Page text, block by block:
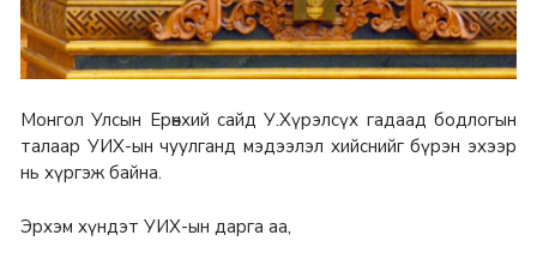
Монгол Улсын Ерөнхий сайд У.Хүрэлсүх гадаад бодлогын
талаар УИХ-ын чуулганд мэдээлэл хийснийг бүрэн эхээр
нь хүргэж байна.
Эрхэм хүндэт УИХ-ын дарга аа,